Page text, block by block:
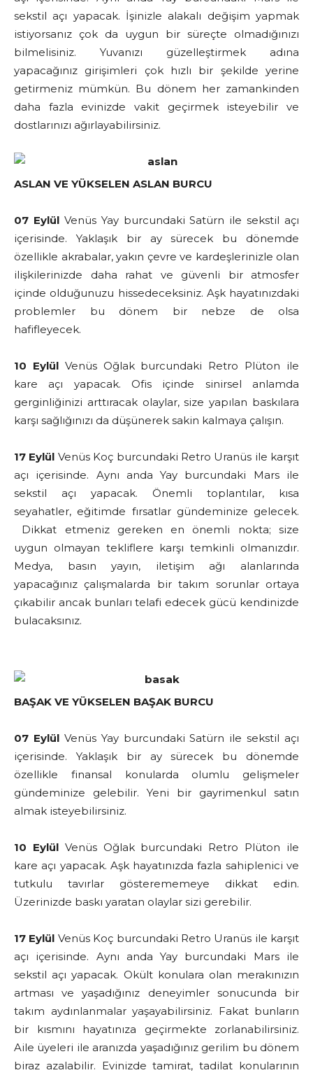
sekstil açı yapacak. İşinizle alakalı değişim yapmak
istiyorsanız çok da uygun bir süreçte olmadığınızı
bilmelisiniz. Yuvanızı güzelleştirmek adına
yapacağınız girişimleri çok hızlı bir şekilde yerine
getirmeniz mümkün. Bu dönem her zamankinden
daha fazla evinizde vakit geçirmek isteyebilir ve
dostlarınızı ağırlayabilirsiniz.
ASLAN VE YÜKSELEN ASLAN BURCU
07 Eylül Venüs Yay burcundaki Satürn ile sekstil açı
içerisinde. Yaklaşık bir ay sürecek bu dönemde
özellikle akrabalar, yakın çevre ve kardeşlerinizle olan
ilişkilerinizde daha rahat ve güvenli bir atmosfer
içinde olduğunuzu hissedeceksiniz. Aşk hayatınızdaki
problemler bu dönem bir nebze de olsa
hafifleyecek.
10 Eylül Venüs Oğlak burcundaki Retro Plüton ile
kare açı yapacak. Ofis içinde sinirsel anlamda
gerginliğinizi arttıracak olaylar, size yapılan baskılara
karşı sağlığınızı da düşünerek sakin kalmaya çalışın.
17 Eylül Venüs Koç burcundaki Retro Uranüs ile karşıt
açı içerisinde. Aynı anda Yay burcundaki Mars ile
sekstil açı yapacak. Önemli toplantılar, kısa
seyahatler, eğitimde fırsatlar gündeminize gelecek.
Dikkat etmeniz gereken en önemli nokta; size
uygun olmayan tekliflere karşı temkinli olmanızdır.
Medya, basın yayın, iletişim ağı alanlarında
yapacağınız çalışmalarda bir takım sorunlar ortaya
çıkabilir ancak bunları telafi edecek gücü kendinizde
bulacaksınız.
BAŞAK VE YÜKSELEN BAŞAK BURCU
07 Eylül Venüs Yay burcundaki Satürn ile sekstil açı
içerisinde. Yaklaşık bir ay sürecek bu dönemde
özellikle finansal konularda olumlu gelişmeler
gündeminize gelebilir. Yeni bir gayrimenkul satın
almak isteyebilirsiniz.
10 Eylül Venüs Oğlak burcundaki Retro Plüton ile
kare açı yapacak. Aşk hayatınızda fazla sahiplenici ve
tutkulu tavırlar gösterememeye dikkat edin.
Üzerinizde baskı yaratan olaylar sizi gerebilir.
17 Eylül Venüs Koç burcundaki Retro Uranüs ile karşıt
açı içerisinde. Aynı anda Yay burcundaki Mars ile
sekstil açı yapacak. Okült konulara olan merakınızın
artması ve yaşadığınız deneyimler sonucunda bir
takım aydınlanmalar yaşayabilirsiniz. Fakat bunların
bir kısmını hayatınıza geçirmekte zorlanabilirsiniz.
Aile üyeleri ile aranızda yaşadığınız gerilim bu dönem
biraz azalabilir. Evinizde tamirat, tadilat konularının